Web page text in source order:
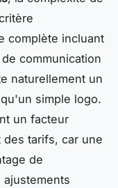
complète incluant
communication
naturellement un
simple logo.
un facteur
tarifs, car une
de